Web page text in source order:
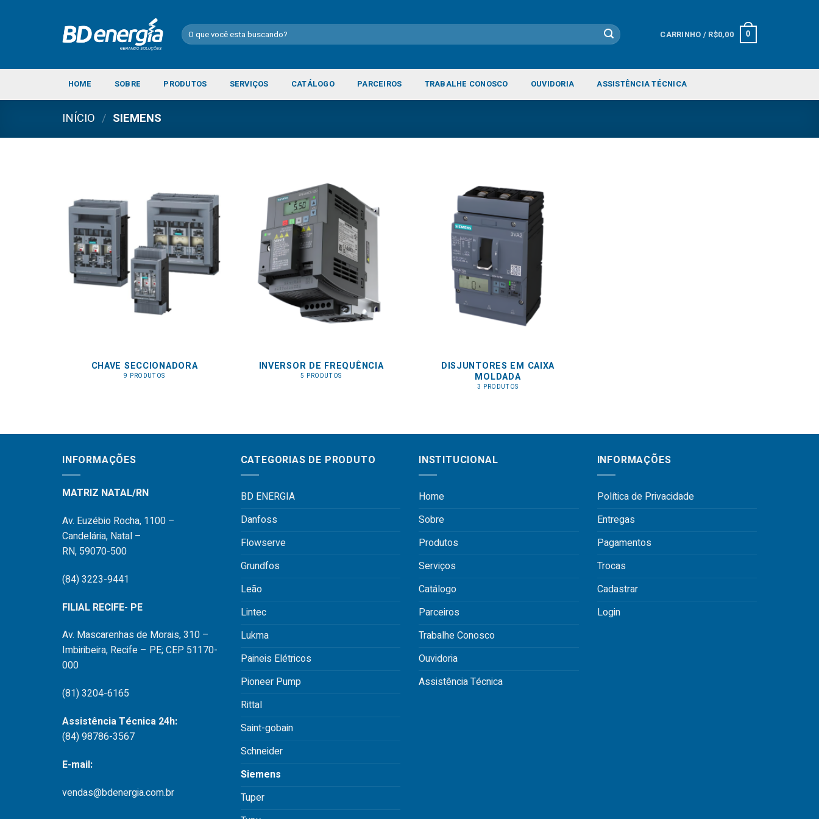
Pesquisar
por:
CARRINHO / R$0,00 0
HOME SOBRE PRODUTOS SERVIÇOS CATÁLOGO PARCEIROS TRABALHE CONOSCO OUVIDORIA ASSISTÊNCIA TÉCNICA
INÍCIO / SIEMENS
CHAVE SECCIONADORA
9 PRODUTOS
INVERSOR DE FREQUÊNCIA
5 PRODUTOS
DISJUNTORES EM CAIXA
MOLDADA
3 PRODUTOS
INFORMAÇÕES
MATRIZ NATAL/RN
Av. Euzébio Rocha, 1100 –
Candelária, Natal –
RN, 59070-500
(84) 3223-9441
FILIAL RECIFE- PE
Av. Mascarenhas de Morais, 310 –
Imbiribeira, Recife – PE; CEP 51170-
000
(81) 3204-6165
Assistência Técnica 24h:
(84) 98786-3567
E-mail:
vendas@bdenergia.com.br
CATEGORIAS DE PRODUTO
BD ENERGIA
Danfoss
Flowserve
Grundfos
Leão
Lintec
Lukma
Paineis Elétricos
Pioneer Pump
Rittal
Saint-gobain
Schneider
Siemens
Tuper
INSTITUCIONAL
Home
Sobre
Produtos
Serviços
Catálogo
Parceiros
Trabalhe Conosco
Ouvidoria
Assistência Técnica
INFORMAÇÕES
Política de Privacidade
Entregas
Pagamentos
Trocas
Cadastrar
Login